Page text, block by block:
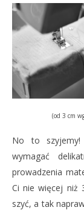
(od 3 cm
No to szyjemy!
wymagać
prowadzenia
Ci nie więcej niż
szyć, a tak